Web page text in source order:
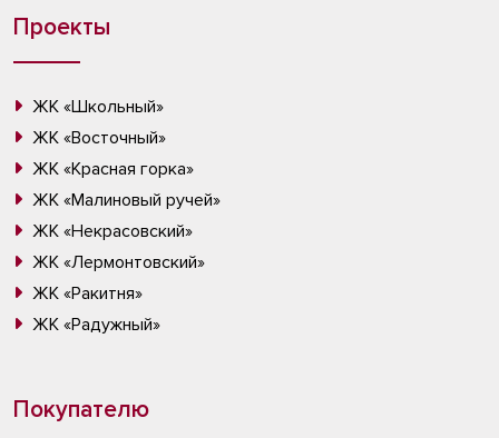
Проекты
ЖК «Школьный»
ЖК «Восточный»
ЖК «Красная горка»
ЖК «Малиновый ручей»
ЖК «Некрасовский»
ЖК «Лермонтовский»
ЖК «Ракитня»
ЖК «Радужный»
Покупателю